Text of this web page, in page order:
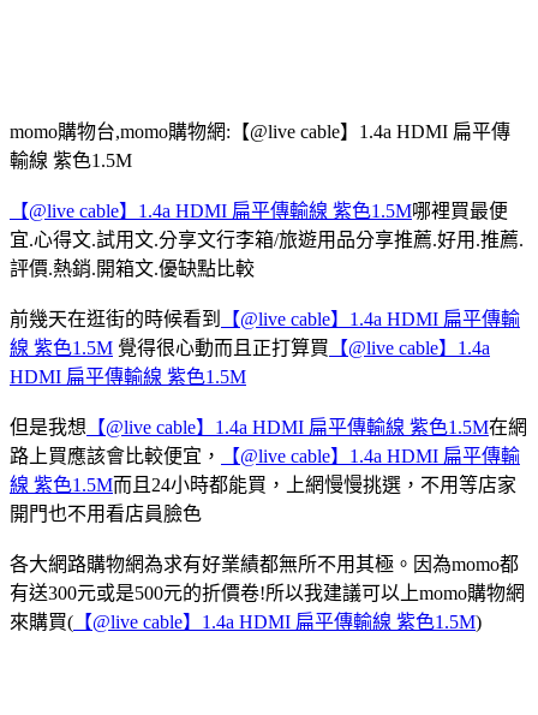
momo購物台,momo購物網:【@live cable】1.4a HDMI 扁平傳
輸線 紫色1.5M
【@live cable】1.4a HDMI 扁平傳輸線 紫色1.5M哪裡買最便
宜.心得文.試用文.分享文行李箱/旅遊用品分享推薦.好用.推薦.
評價.熱銷.開箱文.優缺點比較
前幾天在逛街的時候看到
【@live cable】1.4a HDMI 扁平傳輸
線 紫色1.5M 覺得很心動而且正打算買 【@live cable】1.4a
HDMI 扁平傳輸線 紫色1.5M
但是我想 【@live cable】1.4a HDMI 扁平傳輸線 紫色1.5M在網
路上買應該會比較便宜，
【@live cable】1.4a HDMI 扁平傳輸
線 紫色1.5M而且24小時都能買，上網慢慢挑選，不用等店家
開門也不用看店員臉色
各大網路購物網為求有好業績都無所不用其極。因為momo都
有送300元或是500元的折價卷!所以我建議可以上momo購物網
來購買( 【@live cable】1.4a HDMI 扁平傳輸線 紫色1.5M)